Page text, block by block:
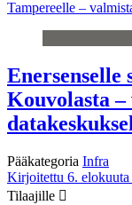
Tampereelle –
Enersenselle
Kouvolasta
Pääkategoria Infra
Kirjoitettu 6.
Tilaajille